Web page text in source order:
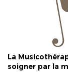
La
soigner par la